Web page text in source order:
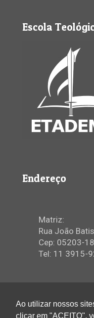
Escola
Endereço
Matriz:
Rua João
Cep: 05203-
Tel: 11 3915-
Ao utilizar nossos
clicar em "ACEITO",